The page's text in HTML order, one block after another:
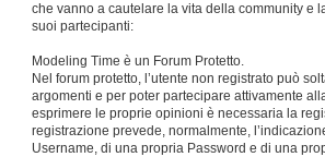
che vanno a cautelare la vita della community e
suoi partecipanti:
Modeling Time è un Forum Protetto.
Nel forum protetto, l’utente non registrato può
argomenti e per poter partecipare attivamente
esprimere le proprie opinioni è necessaria la
registrazione prevede, normalmente,
Username, di una propria Password e di una